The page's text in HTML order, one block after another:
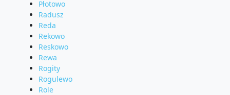
Płotowo
Radusz
Reda
Rekowo
Reskowo
Rewa
Rogity
Rogulewo
Role